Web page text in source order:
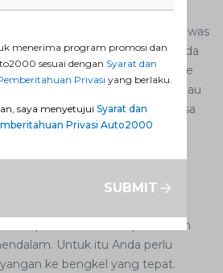
menyalakan mesin mobil lawas
hidup, kendorkan baut yang ada
Coba pelan-pelan putar ke
putaran mesin. Kalau
mesin paling tinggi, Anda bisa
terakhir, artinya Anda sudah
Berarti sekarang Anda sudah
beserta cara menyetelnya.
perlu melakukan perawatan
Untuk itu Anda perlu
ke bengkel yang tepat.
menerima program promosi dan
sesuai dengan Syarat dan
Privasi yang berlaku.
saya menyetujui Syarat dan
Privasi Auto2000
SUBMIT